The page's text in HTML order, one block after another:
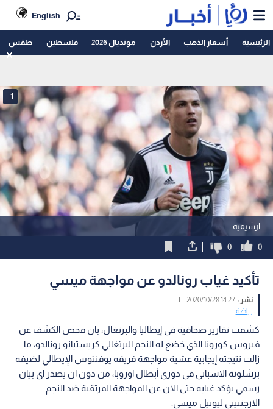
English
الرئيسية أسعار الذهب الأردن مونديال 2026 فلسطين طقس
ارشيفية
1
0
0
تأكيد غياب رونالدو عن مواجهة ميسي
نشر :14:27 2020/10/28
|
رياضة
كشفت تقارير صحافية في إيطاليا والبرتغال، بان فحص الكشف عن
فيروس كورونا الذي خضع له النجم البرتغالي كريستيانو رونالدو، ما
زالت نتيجته إيجابية عشية مواجهة فريقه يوفنتوس الإيطالي لضيفه
برشلونة الاسباني في دوري أبطال اوروبا، من دون ان يصدر اي بيان
رسمي يؤكد غيابه حتى الان عن المواجهة المرتقبة ضد النجم
الارجنتيني ليونيل ميسي.